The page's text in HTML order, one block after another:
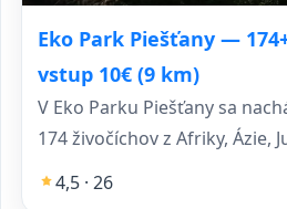
Eko Park Piešťany —
vstup 10€ (9 km)
V Eko Parku Piešťany sa
174 živočíchov z Afriky, Ázie,
4,5 · 26